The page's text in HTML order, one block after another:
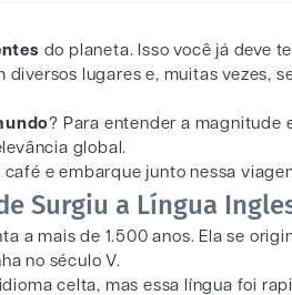
do planeta. Isso você já deve
lugares e, muitas vezes,
? Para entender a magnitude
global.
café e embarque junto nessa
Surgiu a Língua
a mais de 1.500 anos. Ela se
no século V.
celta, mas essa língua foi